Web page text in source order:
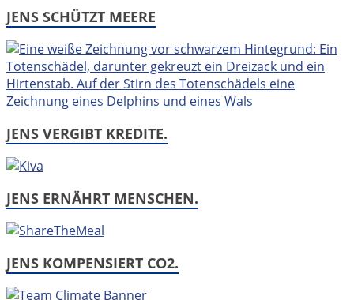
JENS SCHÜTZT MEERE
JENS VERGIBT KREDITE.
JENS ERNÄHRT MENSCHEN.
JENS KOMPENSIERT CO2.